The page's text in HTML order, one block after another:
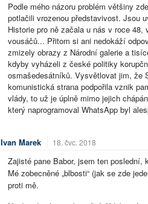
Podle mého názoru problém většiny
potlačili vrozenou představivost. Jsou
Historie pro ně začala u nás v roce
vousáčů... Přitom si ani nedokáží
zmizely obrazy z Národní galerie a
kdyby vyházeli z české politiky
osmašedesátníků. Vysvětlovat jim, že
komunistická strana podpořila vznik
vlády, to už je úplně mimo jejich
který naprogramoval WhatsApp byl
Ivan Marek 18. čvc. 2018
Zajisté pane Babor, jsem ten
Mé zobecněné „blbosti“ (jak se zde
proti mě.